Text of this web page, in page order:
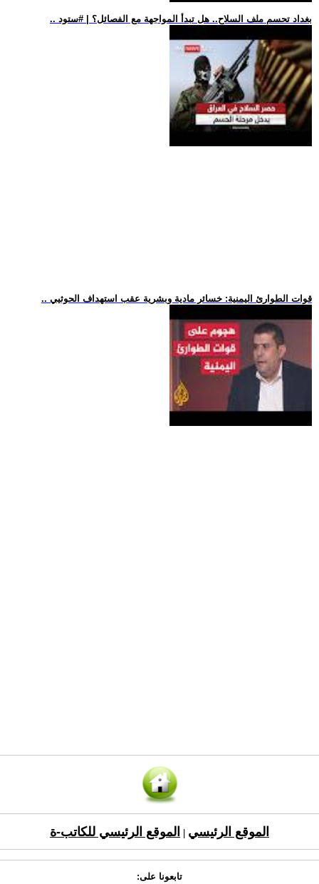
.. بغداد تحسم ملف السلاح.. هل تبدأ المواجهة مع الفصائل؟ | #ستود
.. قوات الطوارئ اليمنية: خسائر مادية وبشرية عقب استهداف الحوثيي
الموقع الرئيسي الموقع الرئيسي للكاتب-ة
تابعونا على: